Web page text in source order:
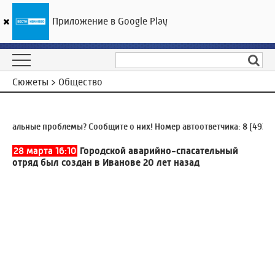
ГТРК «Ивтелерадио»
Сюжеты > Общество
проблемы? Сообщите о них! Номер автоответчика:8 (4932)
28 марта 16:10 Городской аварийно-спасательный
отряд был создан в Иванове 20 лет назад
Приложение в Google Play